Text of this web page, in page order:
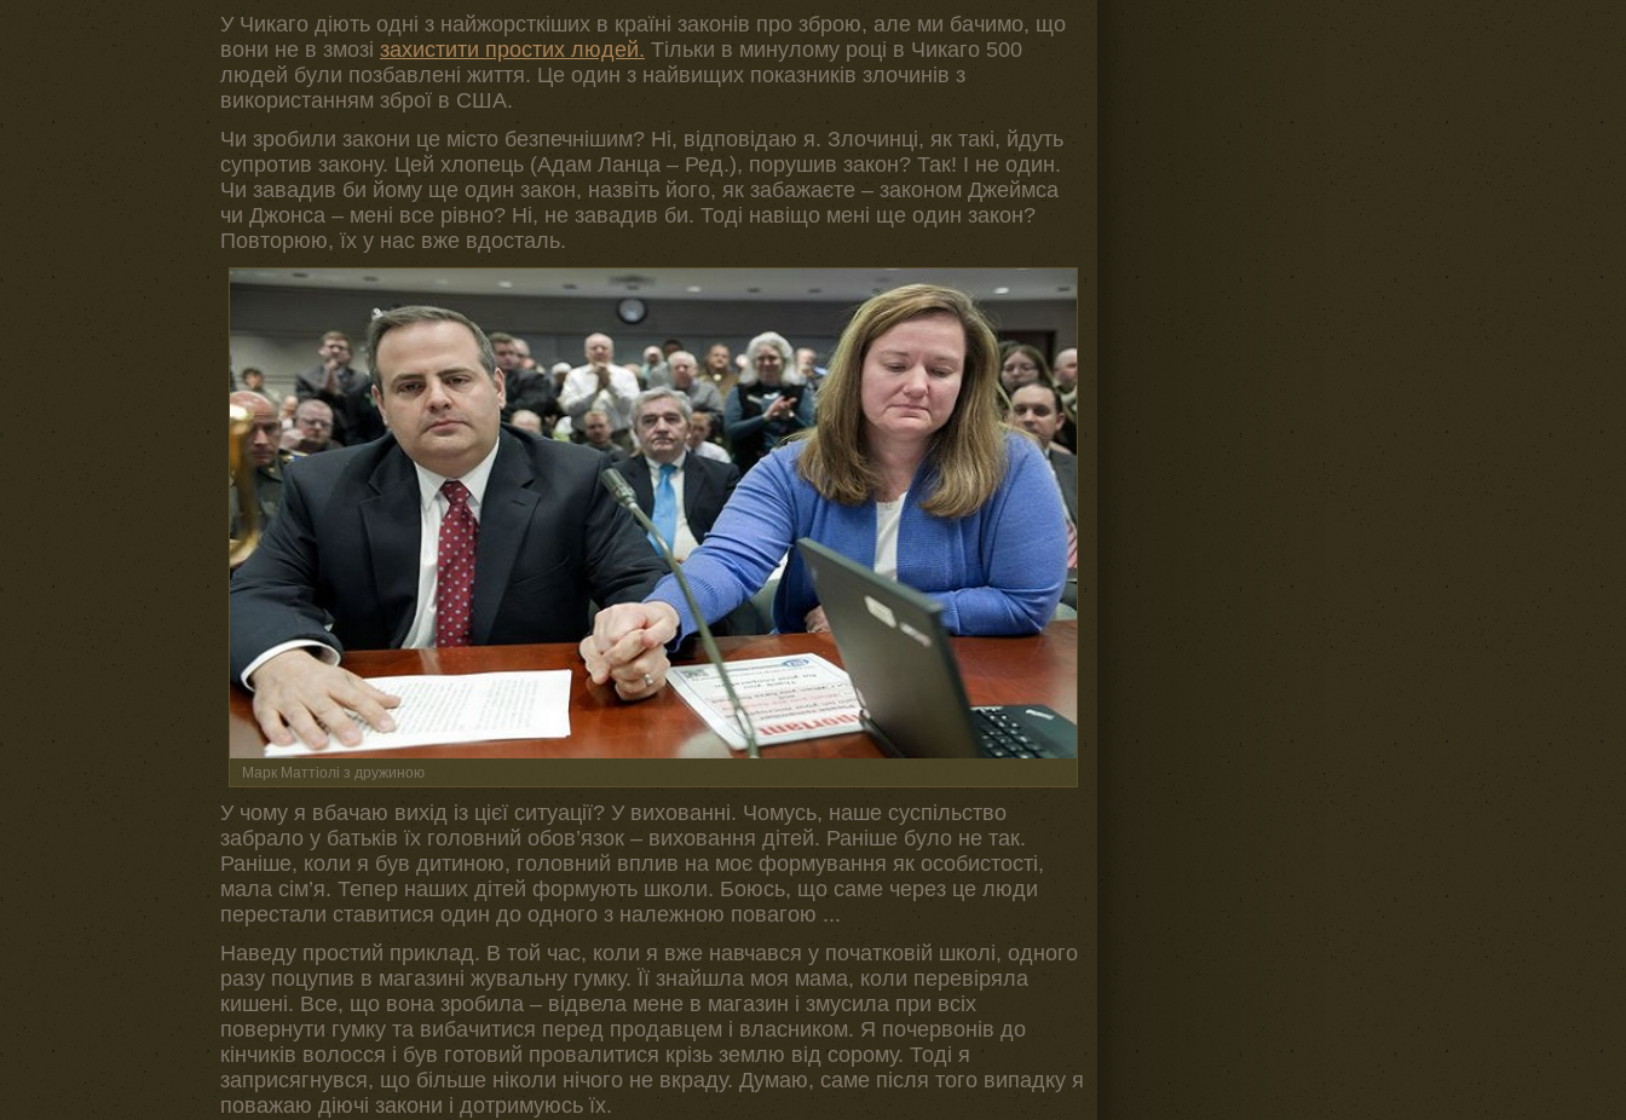
У Чикаго діють одні з найжорсткіших в країні законів про зброю, але ми бачимо, що
вони не в змозі захистити простих людей. Тільки в минулому році в Чикаго 500
людей були позбавлені життя. Це один з найвищих показників злочинів з
використанням зброї в США.
Чи зробили закони це місто безпечнішим? Ні, відповідаю я. Злочинці, як такі, йдуть
супротив закону. Цей хлопець (Адам Ланца – Ред.), порушив закон? Так! І не один.
Чи завадив би йому ще один закон, назвіть його, як забажаєте – законом Джеймса
чи Джонса – мені все рівно? Ні, не завадив би. Тоді навіщо мені ще один закон?
Повторюю, їх у нас вже вдосталь.
Марк Маттіолі з дружиною
У чому я вбачаю вихід із цієї ситуації? У вихованні. Чомусь, наше суспільство
забрало у батьків їх головний обов’язок – виховання дітей. Раніше було не так.
Раніше, коли я був дитиною, головний вплив на моє формування як особистості,
мала сім’я. Тепер наших дітей формують школи. Боюсь, що саме через це люди
перестали ставитися один до одного з належною повагою ...
Наведу простий приклад. В той час, коли я вже навчався у початковій школі, одного
разу поцупив в магазині жувальну гумку. Її знайшла моя мама, коли перевіряла
кишені. Все, що вона зробила – відвела мене в магазин і змусила при всіх
повернути гумку та вибачитися перед продавцем і власником. Я почервонів до
кінчиків волосся і був готовий провалитися крізь землю від сорому. Тоді я
заприсягнувся, що більше ніколи нічого не вкраду. Думаю, саме після того випадку я
поважаю діючі закони і дотримуюсь їх.